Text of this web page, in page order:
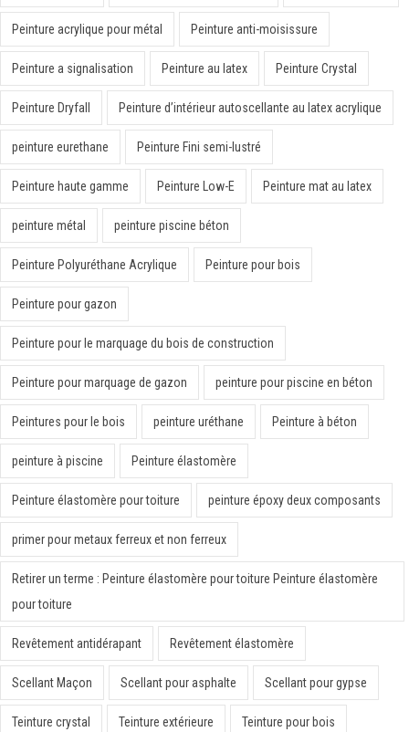
Peinture acrylique pour métal Peinture anti-moisissure
Peinture a signalisation Peinture au latex Peinture Crystal
Peinture Dryfall Peinture d’intérieur autoscellante au latex acrylique
peinture eurethane Peinture Fini semi-lustré
Peinture haute gamme Peinture Low-E Peinture mat au latex
peinture métal peinture piscine béton
Peinture Polyuréthane Acrylique Peinture pour bois
Peinture pour gazon
Peinture pour le marquage du bois de construction
Peinture pour marquage de gazon peinture pour piscine en béton
Peintures pour le bois peinture uréthane Peinture à béton
peinture à piscine Peinture élastomère
Peinture élastomère pour toiture peinture époxy deux composants
primer pour metaux ferreux et non ferreux
Retirer un terme : Peinture élastomère pour toiture Peinture élastomère
pour toiture
Revêtement antidérapant Revêtement élastomère
Scellant Maçon Scellant pour asphalte Scellant pour gypse
Teinture crystal Teinture extérieure Teinture pour bois